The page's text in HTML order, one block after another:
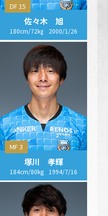
DF 15
佐々木 旭
180cm/72㎏ 2000/1/26
MF 3
塚川 孝輝
184cm/80kg 1994/7/16